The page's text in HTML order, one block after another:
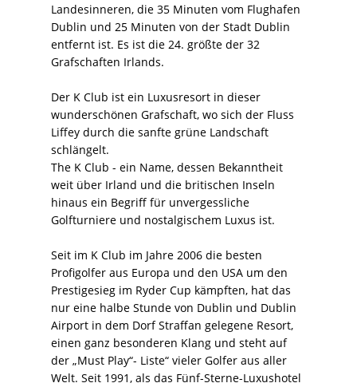
Landesinneren, die 35 Minuten vom Flughafen
Dublin und 25 Minuten von der Stadt Dublin
entfernt ist. Es ist die 24. größte der 32
Grafschaften Irlands.
Der K Club ist ein Luxusresort in dieser
wunderschönen Grafschaft, wo sich der Fluss
Liffey durch die sanfte grüne Landschaft
schlängelt.
The K Club - ein Name, dessen Bekanntheit
weit über Irland und die britischen Inseln
hinaus ein Begriff für unvergessliche
Golfturniere und nostalgischem Luxus ist.
Seit im K Club im Jahre 2006 die besten
Profigolfer aus Europa und den USA um den
Prestigesieg im Ryder Cup kämpften, hat das
nur eine halbe Stunde von Dublin und Dublin
Airport in dem Dorf Straffan gelegene Resort,
einen ganz besonderen Klang und steht auf
der „Must Play“- Liste“ vieler Golfer aus aller
Welt. Seit 1991, als das Fünf-Sterne-Luxushotel